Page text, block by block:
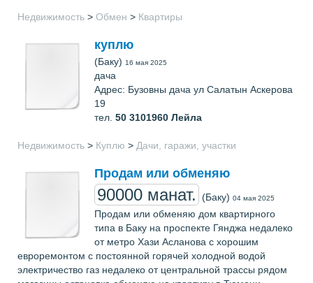
Недвижимость > Обмен > Квартиры
куплю
(Баку) 16 мая 2025
дача
Адрес: Бузовны дача ул Салатын Аскерова
19
тел. 50 3101960 Лейла
Недвижимость > Куплю > Дачи, гаражи, участки
Продам или обменяю
90000 манат. (Баку) 04 мая 2025
Продам или обменяю дом квартирного
типа в Баку на проспекте Гянджа недалеко
от метро Хази Асланова с хорошим
евроремонтом с постоянной горячей холодной водой
электричество газ недалеко от центральной трассы рядом